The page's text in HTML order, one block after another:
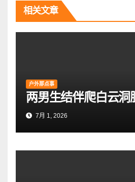
航
相关文章
户外那点事
两男生结伴爬白云洞
7月 1, 2026